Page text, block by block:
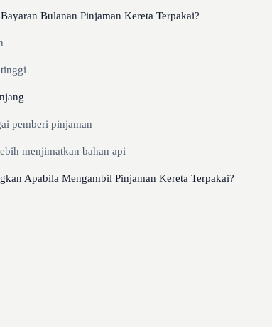
Bulanan Pinjaman Kereta Terpakai?
pemberi pinjaman
menjimatkan bahan api
Apabila Mengambil Pinjaman Kereta Terpakai?